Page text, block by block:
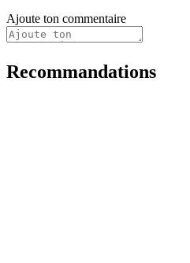
Ajoute ton commentaire
Recommandations